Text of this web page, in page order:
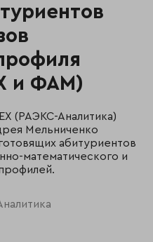
и ФАМ)
(РАЭКС-Аналитика)
Мельниченко
абитуриентов
математического и